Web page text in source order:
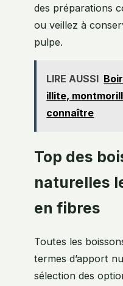
des préparations
ou veillez à
pulpe.
LIRE AUSSI
illite,
connaître
Top des
naturelles
en fibres
Toutes les
termes d’apport
sélection des